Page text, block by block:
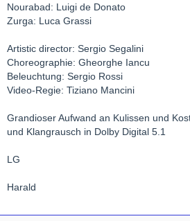
Nourabad: Luigi de Donato
Zurga: Luca Grassi
Artistic director: Sergio Segalini
Choreographie: Gheorghe Iancu
Beleuchtung: Sergio Rossi
Video-Regie: Tiziano Mancini
Grandioser Aufwand an Kulissen und
und Klangrausch in Dolby Digital 5.1
LG
Harald